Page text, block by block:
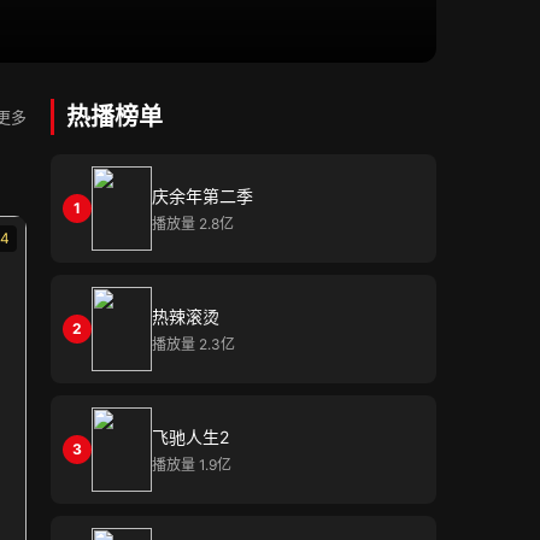
多 热播榜单
1
庆余年第二季
播放量 2.8亿
2
热辣滚烫
播放量 2.3亿
3
飞驰人生2
播放量 1.9亿